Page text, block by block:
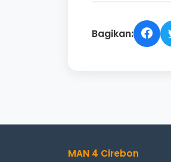
Bagikan:
MAN 4 Cirebon